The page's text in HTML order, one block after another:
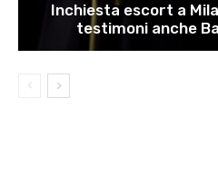
Inchiesta escort a
testimoni anche